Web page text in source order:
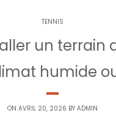
TENNIS
un
humide
ON AVRIL 20, 2026 BY ADMIN